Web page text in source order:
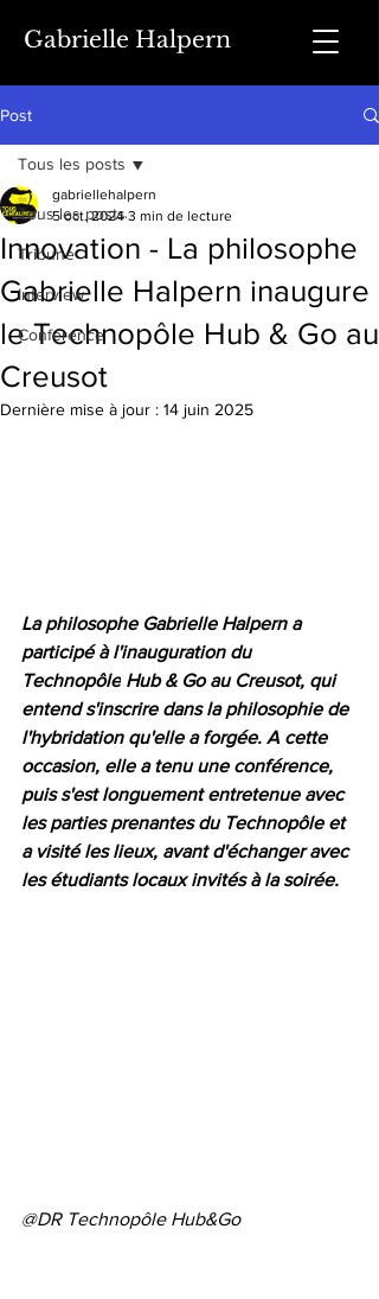
Gabrielle Halpern
Post
Tous les posts
Tribune
Interview
Conférence
Tous les posts
Innovation - La philosophe
Gabrielle Halpern inaugure
le Technopôle Hub & Go au
Creusot
gabriellehalpern
5 oct. 2024 3 min de lecture
Dernière mise à jour : 14 juin 2025
La philosophe Gabrielle Halpern a
participé à l'inauguration du
Technopôle Hub & Go au Creusot, qui
entend s'inscrire dans la philosophie de
l'hybridation qu'elle a forgée. A cette
occasion, elle a tenu une conférence,
puis s'est longuement entretenue avec
les parties prenantes du Technopôle et
a visité les lieux, avant d'échanger avec
les étudiants locaux invités à la soirée.
@DR Technopôle Hub&Go